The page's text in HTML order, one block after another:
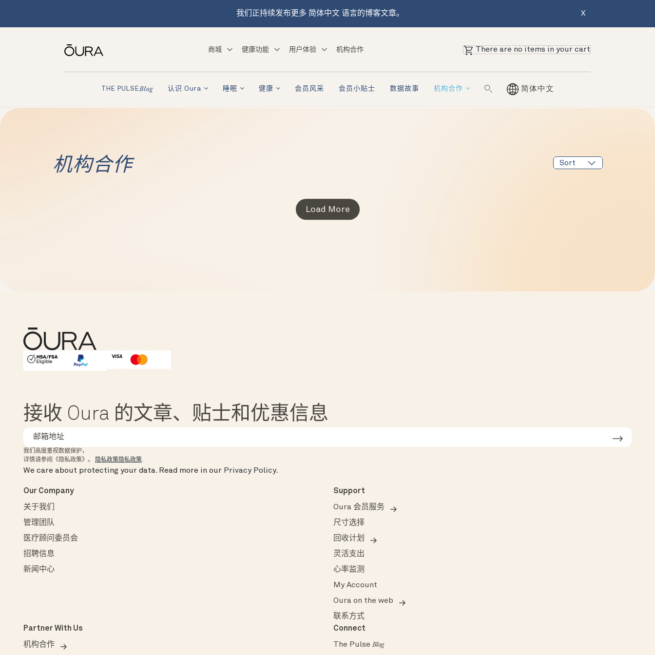
我们正持续发布更多 简体中文 语言的博客文章。 X
商城 健康功能 用户体验 机构合作 There are no items in your cart
THE PULSEBlog 认识 Oura 睡眠 健康 会员风采 会员小贴士 数据故事 机构合作 简体中文
机构合作
Load More
HSA/FSA Eligible
Affirm
接收 Oura 的文章、贴士和优惠信息
我们高度重视数据保护，
详情请参阅《隐私政策》。
隐私政策隐私政策.
We care about protecting your data. Read more in our Privacy Policy.
Our Company
关于我们
管理团队
医疗顾问委员会
招聘信息
新闻中心
Support
Oura 会员服务
尺寸选择
回收计划
灵活支出
心率监测
My Account
Oura on the web
联系方式
Partner With Us
机构合作
Connect
The PulseBlog